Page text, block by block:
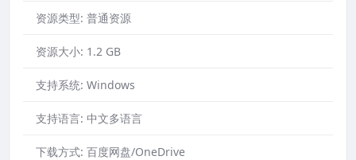
资源类型: 普通资源
资源大小: 1.2 GB
支持系统: Windows
支持语言: 中文多语言
下载方式: 百度网盘/OneDrive